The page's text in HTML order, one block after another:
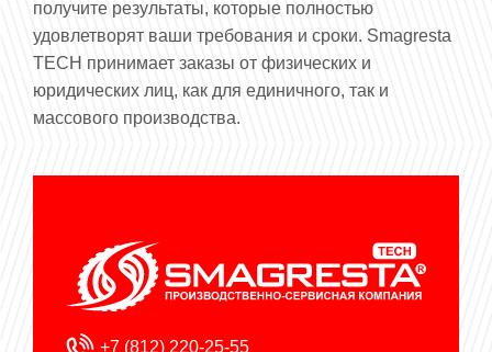
получите результаты, которые полностью
удовлетворят ваши требования и сроки. Smagresta
ТЕСН принимает заказы от физических и
юридических лиц, как для единичного, так и
массового производства.
+7 (812) 220-25-55